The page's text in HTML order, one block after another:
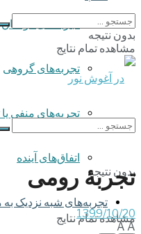
تجربه‌های کودکان
تجربه‌های گروهی
‌تجربه‌های منفی
اتفاق‌های آینده
تجربه‌های شبه نزدیک
بدون نتیجه
مشاهده تمام نتایج
بدون نتیجه
مشاهده تمام نتایج
تجربۀ رومی
1399/10/20
AA